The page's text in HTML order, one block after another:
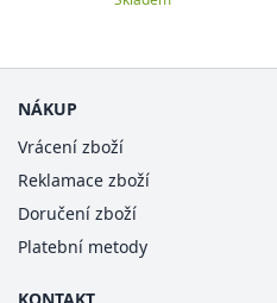
NÁKUP
Vrácení zboží
Reklamace zboží
Doručení zboží
Platební metody
KONTAKT